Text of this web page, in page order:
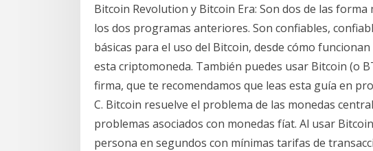
Bitcoin Revolution y Bitcoin Era: Son dos de las
los dos programas anteriores. Son confiables,
básicas para el uso del Bitcoin, desde cómo
esta criptomoneda. También puedes usar Bitcoin (o
firma, que te recomendamos que leas esta guía en
C. Bitcoin resuelve el problema de las monedas
problemas asociados con monedas fíat. Al usar
persona en segundos con mínimas tarifas de